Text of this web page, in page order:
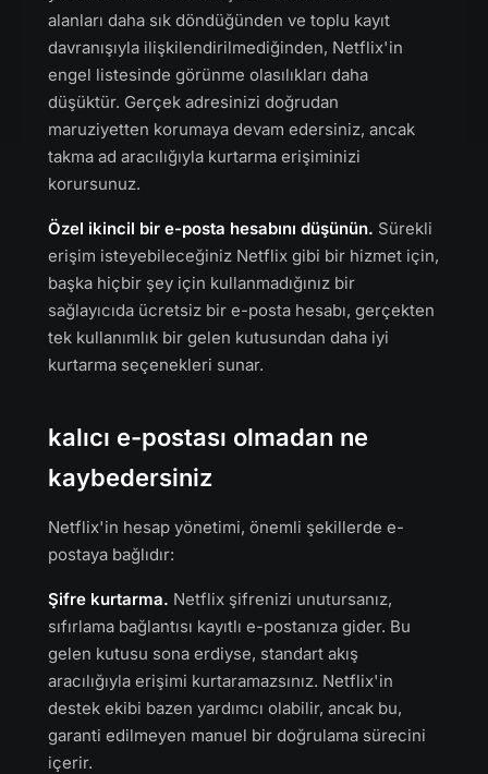
alanları daha sık döndüğünden ve toplu kayıt
davranışıyla ilişkilendirilmediğinden, Netflix'in
engel listesinde görünme olasılıkları daha
düşüktür. Gerçek adresinizi doğrudan
maruziyetten korumaya devam edersiniz, ancak
takma ad aracılığıyla kurtarma erişiminizi
korursunuz.
Özel ikincil bir e-posta hesabını düşünün. Sürekli
erişim isteyebileceğiniz Netflix gibi bir hizmet için,
başka hiçbir şey için kullanmadığınız bir
sağlayıcıda ücretsiz bir e-posta hesabı, gerçekten
tek kullanımlık bir gelen kutusundan daha iyi
kurtarma seçenekleri sunar.
kalıcı e-postası olmadan ne
kaybedersiniz
Netflix'in hesap yönetimi, önemli şekillerde e-
postaya bağlıdır:
Şifre kurtarma. Netflix şifrenizi unutursanız,
sıfırlama bağlantısı kayıtlı e-postanıza gider. Bu
gelen kutusu sona erdiyse, standart akış
aracılığıyla erişimi kurtaramazsınız. Netflix'in
destek ekibi bazen yardımcı olabilir, ancak bu,
garanti edilmeyen manuel bir doğrulama sürecini
içerir.